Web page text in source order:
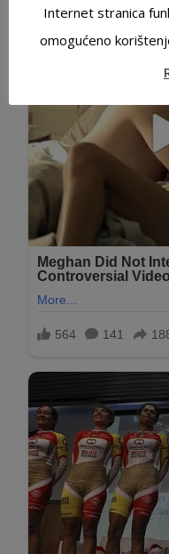
Internet stranica
omogućeno